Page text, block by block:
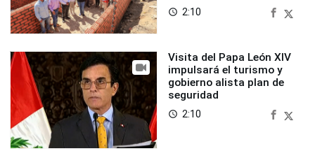
access_time 2:10
Visita del Papa León XIV
impulsará el turismo y
gobierno alista plan de
seguridad
access_time 2:10